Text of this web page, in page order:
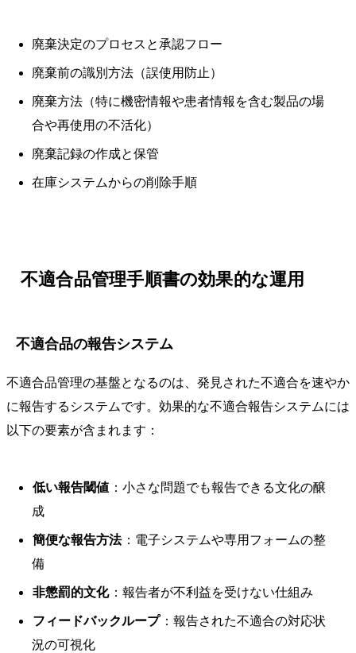
廃棄決定のプロセスと承認フロー
廃棄前の識別方法（誤使用防止）
廃棄方法（特に機密情報や患者情報を含む製品の場
合や再使用の不活化）
廃棄記録の作成と保管
在庫システムからの削除手順
不適合品管理手順書の効果的な運用
不適合品の報告システム
不適合品管理の基盤となるのは、発見された不適合を速やか
に報告するシステムです。効果的な不適合報告システムには
以下の要素が含まれます：
低い報告閾値 ：小さな問題でも報告できる文化の醸
成
簡便な報告方法 ：電子システムや専用フォームの整
備
非懲罰的文化 ：報告者が不利益を受けない仕組み
フィードバックループ ：報告された不適合の対応状
況の可視化